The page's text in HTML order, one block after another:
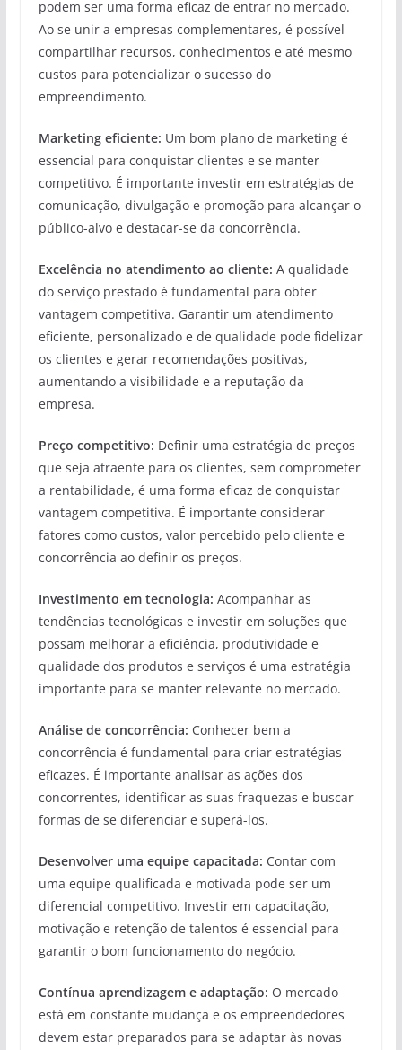
podem ser uma forma eficaz de entrar no mercado.
Ao se unir a empresas complementares, é possível
compartilhar recursos, conhecimentos e até mesmo
custos para potencializar o sucesso do
empreendimento.
Marketing eficiente: Um bom plano de marketing é
essencial para conquistar clientes e se manter
competitivo. É importante investir em estratégias de
comunicação, divulgação e promoção para alcançar o
público-alvo e destacar-se da concorrência.
Excelência no atendimento ao cliente: A qualidade
do serviço prestado é fundamental para obter
vantagem competitiva. Garantir um atendimento
eficiente, personalizado e de qualidade pode fidelizar
os clientes e gerar recomendações positivas,
aumentando a visibilidade e a reputação da
empresa.
Preço competitivo: Definir uma estratégia de preços
que seja atraente para os clientes, sem comprometer
a rentabilidade, é uma forma eficaz de conquistar
vantagem competitiva. É importante considerar
fatores como custos, valor percebido pelo cliente e
concorrência ao definir os preços.
Investimento em tecnologia: Acompanhar as
tendências tecnológicas e investir em soluções que
possam melhorar a eficiência, produtividade e
qualidade dos produtos e serviços é uma estratégia
importante para se manter relevante no mercado.
Análise de concorrência: Conhecer bem a
concorrência é fundamental para criar estratégias
eficazes. É importante analisar as ações dos
concorrentes, identificar as suas fraquezas e buscar
formas de se diferenciar e superá-los.
Desenvolver uma equipe capacitada: Contar com
uma equipe qualificada e motivada pode ser um
diferencial competitivo. Investir em capacitação,
motivação e retenção de talentos é essencial para
garantir o bom funcionamento do negócio.
Contínua aprendizagem e adaptação: O mercado
está em constante mudança e os empreendedores
devem estar preparados para se adaptar às novas